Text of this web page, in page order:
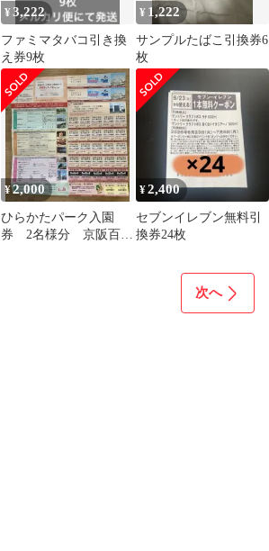
¥3,222
ファミマタバコ引き換
え券9枚
¥ 1,222
サンプルたばこ引換券6
枚
¥2,000
ひらかたパーク入園
券 2名様分 京阪百貨
¥2,400
セブンイレブン無料引
換券24枚
次へ